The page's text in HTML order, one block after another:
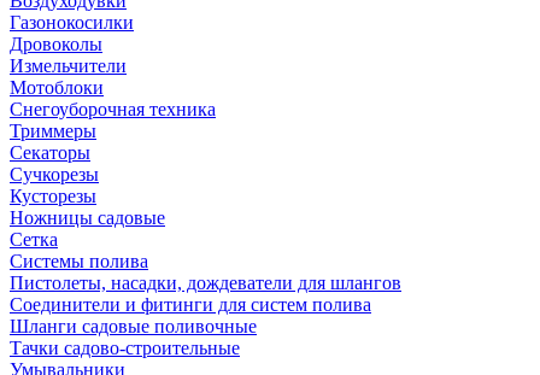
Газонокосилки
Дровоколы
Измельчители
Мотоблоки
Снегоуборочная техника
Триммеры
Секаторы
Сучкорезы
Кусторезы
Ножницы садовые
Сетка
Системы полива
Пистолеты, насадки, дождеватели для шлангов
Соединители и фитинги для систем полива
Шланги садовые поливочные
Тачки садово-строительные
Умывальники